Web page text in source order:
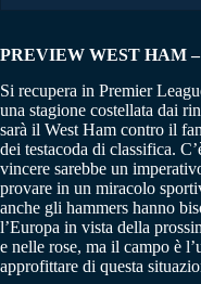
PREVIEW WEST HAM
Si recupera in Premier
una stagione costellata dai
sarà il West Ham contro il
dei testacoda di classifica.
vincere sarebbe un
provare in un miracolo
anche gli hammers hanno
l’Europa in vista della
e nelle rose, ma il campo è
approfittare di questa